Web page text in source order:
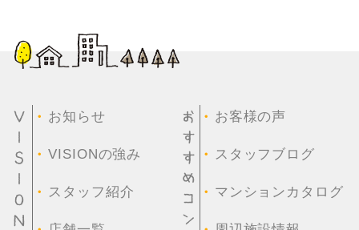
・ お知らせ
・VISIONの強み
・ スタッフ紹介
・ お客様の声
・ スタッフブログ
・ マンションカタログ